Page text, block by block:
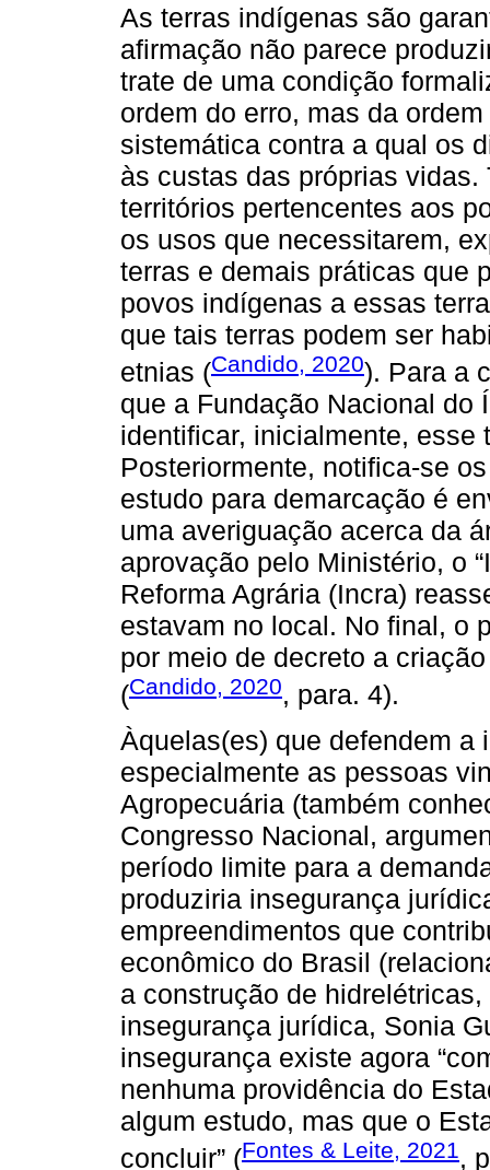
As terras indígenas são
afirmação não parece
trate de uma condição
ordem do erro, mas da
sistemática contra a qual os
às custas das próprias
territórios pertencentes aos
os usos que necessitarem,
terras e demais práticas que
povos indígenas a essas
que tais terras podem ser
etnias (Candido, 2020). Para a
que a Fundação Nacional do
identificar, inicialmente, esse
Posteriormente, notifica-se
estudo para demarcação é
uma averiguação acerca da
aprovação pelo Ministério, o
Reforma Agrária (Incra)
estavam no local. No final, o
por meio de decreto a
(Candido, 2020, para. 4).
Àquelas(es) que defendem a
especialmente as pessoas
Agropecuária (também
Congresso Nacional,
período limite para a
produziria insegurança
empreendimentos que
econômico do Brasil
a construção de
insegurança jurídica, Sonia
insegurança existe agora
nenhuma providência do
algum estudo, mas que o
concluir” (Fontes & Leite, 2021,